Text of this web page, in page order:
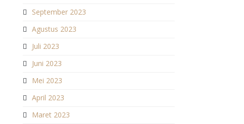
September 2023
Agustus 2023
Juli 2023
Juni 2023
Mei 2023
April 2023
Maret 2023